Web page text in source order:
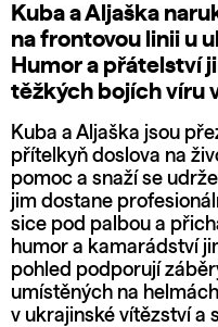
Kuba a Aljaška
na frontovou linii u
Humor a přátelství
těžkých bojích víru
Kuba a Aljaška jsou
přítelkyň doslova na
pomoc a snaží se
jim dostane
sice pod palbou a
humor a kamarádství
pohled podporují
umístěných na
v ukrajinské vítězství a